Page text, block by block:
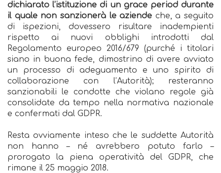
dichiarato l’istituzione di un grace period durante
il quale non sanzionerà le aziende che, a seguito
di ispezioni, dovessero risultare inadempienti
rispetto ai nuovi obblighi introdotti dal
Regolamento europeo 2016/679 (purché i titolari
siano in buona fede, dimostrino di avere avviato
un processo di adeguamento e uno spirito di
collaborazione con l’Autorità); resteranno
sanzionabili le condotte che violano regole già
consolidate da tempo nella normativa nazionale
e confermati dal GDPR.
Resta ovviamente inteso che le suddette Autorità
non hanno – né avrebbero potuto farlo –
prorogato la piena operatività del GDPR, che
rimane il 25 maggio 2018.